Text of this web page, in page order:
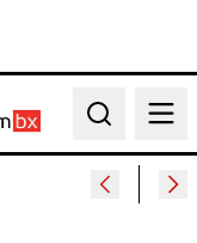
Search